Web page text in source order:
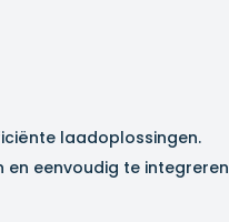
laadoplossingen.
eenvoudig te integreren